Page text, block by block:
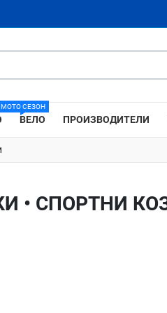
МОТО СЕЗОН
ВЕЛО ПРОИЗВОДИТЕЛИ
СПОРТНИ